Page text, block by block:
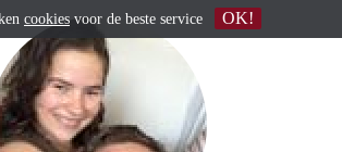
cookies voor de beste service OK!